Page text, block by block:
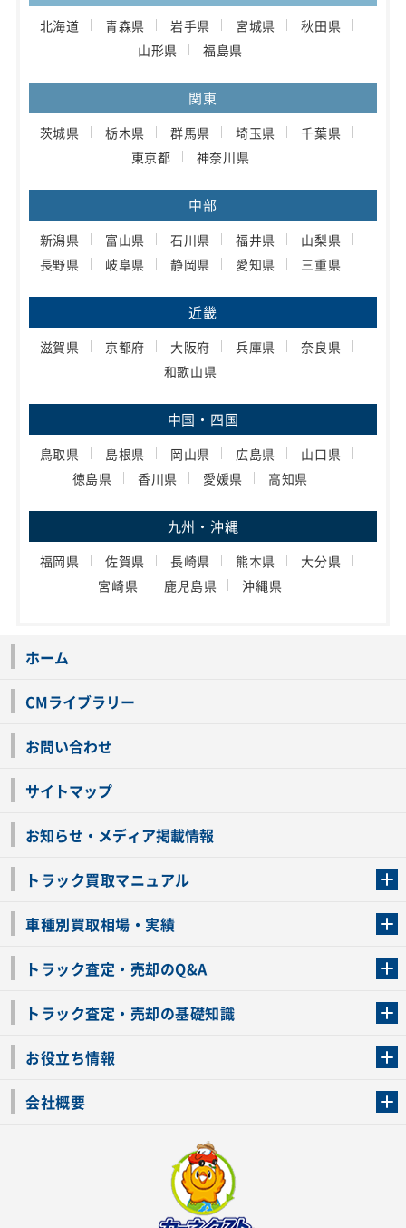
北海道 青森県 岩手県 宮城県
秋田県
山形県
福島県
関東
茨城県 栃木県 群馬県 埼玉県
千葉県
東京都
神奈川県
中部
新潟県 富山県 石川県 福井県
山梨県
長野県
岐阜県 静岡県 愛知県 三重県
近畿
滋賀県 京都府 大阪府 兵庫県
奈良県
和歌山県
中国・四国
鳥取県 島根県 岡山県 広島県
山口県
徳島県
香川県 愛媛県 高知県
九州・沖縄
福岡県 佐賀県 長崎県 熊本県
大分県
宮崎県
鹿児島県 沖縄県
ホーム
CMライブラリー
お問い合わせ
サイトマップ
お知らせ・メディア掲載情報
トラック買取マニュアル
車種別買取相場・実績
トラック査定・売却のQ&A
トラック査定・売却の基礎知識
お役立ち情報
会社概要